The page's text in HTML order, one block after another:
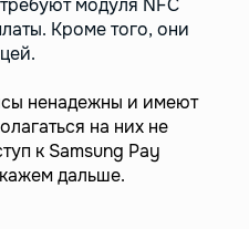
модуля NFC
Кроме того, они
ненадежны и имеют
на них не
к Samsung Pay
дальше.